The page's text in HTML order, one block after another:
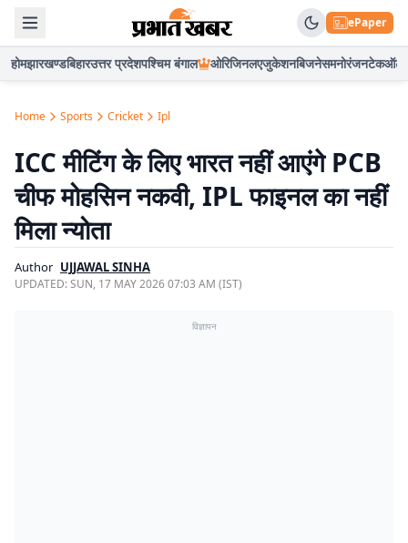
ePaper
होमझारखण्डबिहारउत्तर प्रदेशपश्चिम बंगाल ओरिजिनलएजुकेशनबिजनेसमनोरंजनटेकऑटो
Home Sports Cricket Ipl
ICC मीटिंग के लिए भारत नहीं आएंगे PCB
चीफ मोहसिन नकवी, IPL फाइनल का नहीं
मिला न्योता
Author UJJAWAL SINHA
UPDATED:SUN, 17 MAY 2026 07:03 AM (IST)
विज्ञापन